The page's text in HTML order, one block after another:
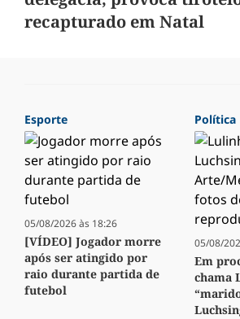
recapturado em Natal
Esporte
05/08/2026 às 18:26
[VÍDEO] Jogador morre
após ser atingido por
raio durante partida de
futebol
Política
05/08/
Em
chama